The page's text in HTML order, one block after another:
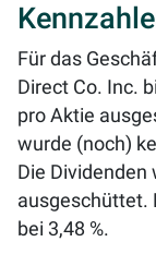
Für das
Direct Co. Inc.
pro Aktie
wurde (noch)
Die
ausgeschüttet.
bei 3,48 %.